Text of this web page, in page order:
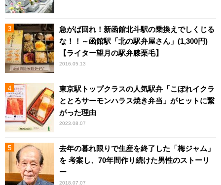
急がば回れ！新函館北斗駅の乗換えでしくじる
な！！～函館駅「北の駅弁屋さん」(1,300円)
【ライター望月の駅弁膝栗毛】
2016.05.13
東京駅トップクラスの人気駅弁「こぼれイクラ
ととろサーモンハラス焼き弁当」がヒットに繋
がった理由
2023.08.07
去年の暮れ限りで生産を終了した「梅ジャム」
を 考案し、70年間作り続けた男性のストーリ
ー
2018.07.07